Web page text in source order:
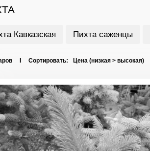
Кавказская Пихта саженцы
I Сортировать: